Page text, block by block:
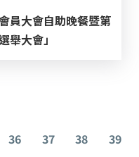
員大會自助晚餐暨第
舉大會」
Page
36
Page
37
Page
38 39